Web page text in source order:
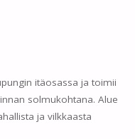
itäosassa ja toimii
solmukohtana. Alue
ja vilkkaasta